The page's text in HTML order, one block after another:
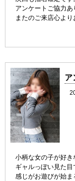
アンケートご協力あ
またのご来店心より
ア
小柄な女の子が好き
ギャルっぽい見た
感じがお遊びが始ま